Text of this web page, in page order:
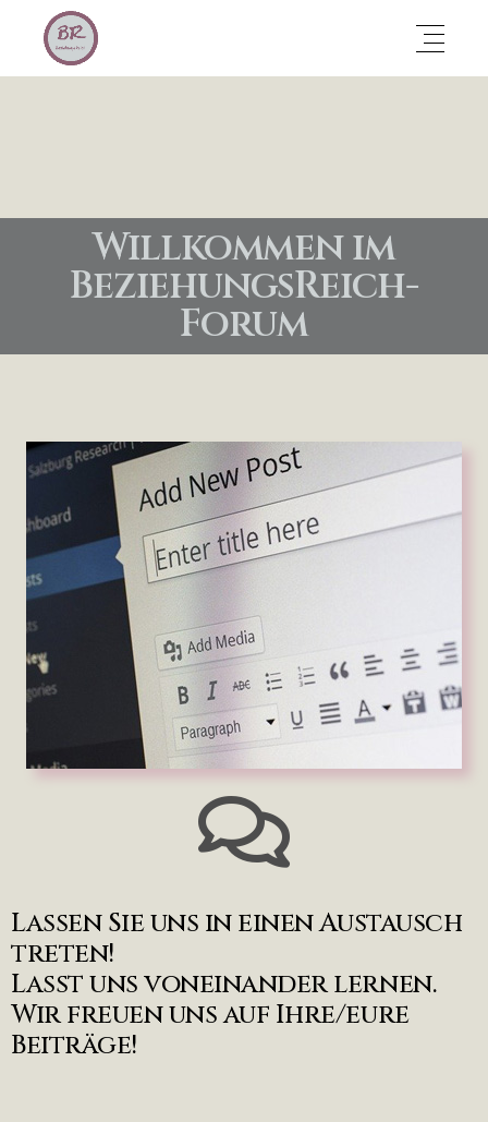
Willkommen im
BeziehungsReich-
Forum
Lassen Sie uns in einen Austausch
treten!
Lasst uns voneinander lernen.
Wir freuen uns auf Ihre/eure
Beiträge!